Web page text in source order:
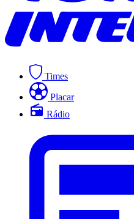
Times
Placar
Rádio